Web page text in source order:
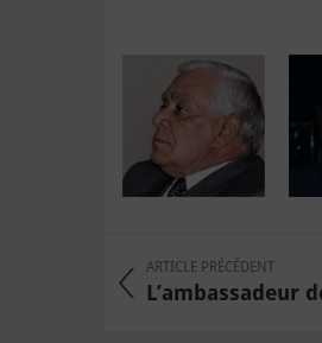
ARTICLE PRÉCÉDENT
L’ambassadeur